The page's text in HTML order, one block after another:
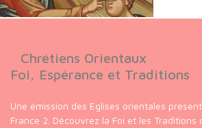
Chrétiens Orientaux
Foi, Espérance et Traditions
Une émission des Eglises orientales
France 2. Découvrez la Foi et les Traditions